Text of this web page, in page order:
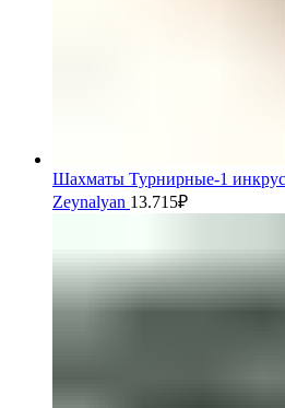
Шахматы Турнирные-1
Zeynalyan 13.715₽